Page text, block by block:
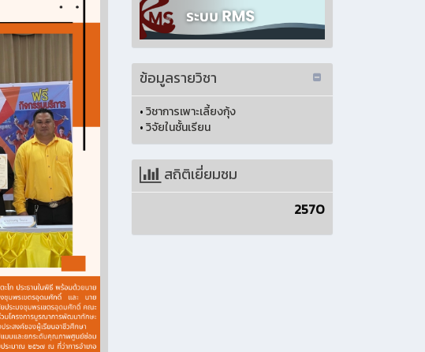
ข้อมูลรายวิชา
•วิชาการเพาะเลี้ยงกุ้ง
•วิจัยในชั้นเรียน
สถิติเยี่ยมชม
2570